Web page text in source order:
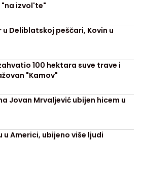
izvol'te"
Deliblatskoj peščari, Kovin u
100 hektara suve trave i
"Kamov"
Jovan Mrvaljević ubijen hicem u
u Americi, ubijeno više ljudi